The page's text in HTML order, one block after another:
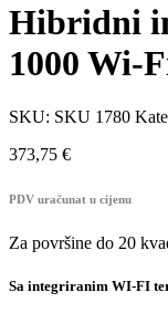
Hibridni
1000 Wi-
SKU: SKU 1780
373,75 €
PDV uračunat u cijenu
Za površine do 20
Sa integriranim WI-FI